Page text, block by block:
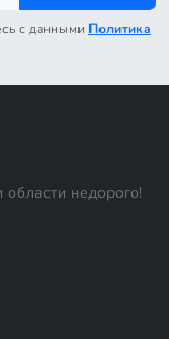
с данными Политика
недорого!